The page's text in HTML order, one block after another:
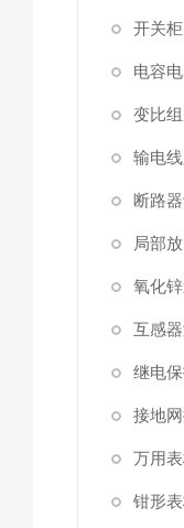
开关
电容
变比
输电
断路
局部
氧化
互感
继电
接地
万用
钳形